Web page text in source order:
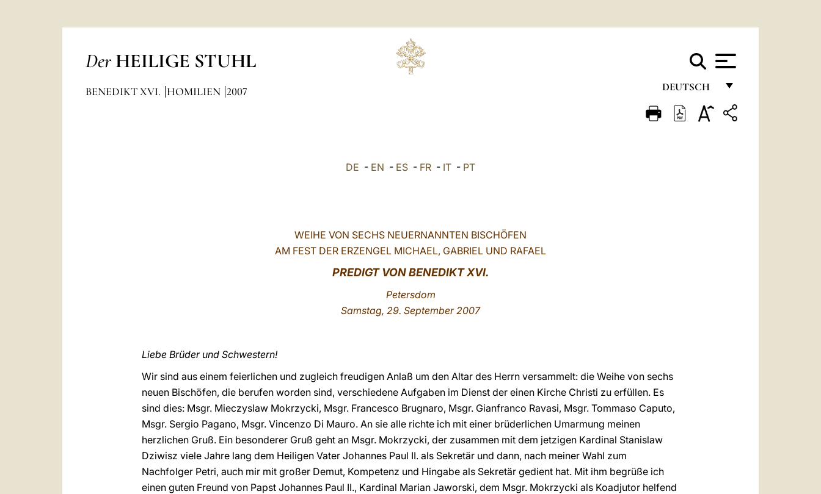
Der HEILIGE STUHL
DEUTSCH
FRANÇAIS
BENEDIKT XVI. HOMILIEN 2007
DE - EN - ES - FR - IT - PT
WEIHE VON SECHS NEUERNANNTEN BISCHÖFEN
AM FEST DER ERZENGEL MICHAEL, GABRIEL UND RAFAEL
PREDIGT VON BENEDIKT XVI.
Petersdom
Samstag, 29. September 2007
Liebe Brüder und Schwestern!
Wir sind aus einem feierlichen und zugleich freudigen Anlaß um den Altar des Herrn versammelt: die Weihe von sechs
neuen Bischöfen, die berufen worden sind, verschiedene Aufgaben im Dienst der einen Kirche Christi zu erfüllen. Es
sind dies: Msgr. Mieczyslaw Mokrzycki, Msgr. Francesco Brugnaro, Msgr. Gianfranco Ravasi, Msgr. Tommaso Caputo,
Msgr. Sergio Pagano, Msgr. Vincenzo Di Mauro. An sie alle richte ich mit einer brüderlichen Umarmung meinen
herzlichen Gruß. Ein besonderer Gruß geht an Msgr. Mokrzycki, der zusammen mit dem jetzigen Kardinal Stanislaw
Dziwisz viele Jahre lang dem Heiligen Vater Johannes Paul II. als Sekretär und dann, nach meiner Wahl zum
Nachfolger Petri, auch mir mit großer Demut, Kompetenz und Hingabe als Sekretär gedient hat. Mit ihm begrüße ich
einen guten Freund von Papst Johannes Paul II., Kardinal Marian Jaworski, dem Msgr. Mokrzycki als Koadjutor helfend